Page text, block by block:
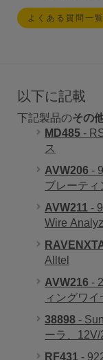
よくある質問一
以下に記載
下記製品のその
MD485 -
ス
AVW206 -
ブレーティ
AVW211 -
Wire
Alltel
AVW216 -
ィングワ
38898 -
ーラ、12V/
RF431 -